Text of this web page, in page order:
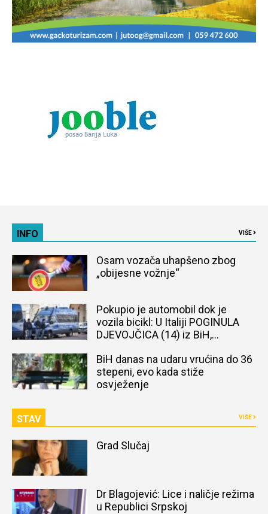
INFO VIŠE
Osam vozača uhapšeno zbog
„obijesne vožnje“
Pokupio je automobil dok je
vozila bicikl: U Italiji POGINULA
DJEVOJČICA (14) iz BiH,
BiH danas na udaru vrućina do 36
stepeni, evo kada stiže
osvježenje
STAV VIŠE
Grad Slučaj
Dr Blagojević: Lice i naličje režima
u Republici Srpskoj